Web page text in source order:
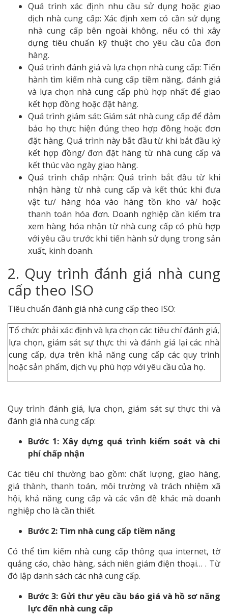
Quá trình xác định nhu cầu sử dụng hoặc giao
dịch nhà cung cấp: Xác định xem có cần sử dụng
nhà cung cấp bên ngoài không, nếu có thì xây
dựng tiêu chuẩn kỹ thuật cho yêu cầu của đơn
hàng.
Quá trình đánh giá và lựa chọn nhà cung cấp: Tiến
hành tìm kiếm nhà cung cấp tiềm năng, đánh giá
và lựa chọn nhà cung cấp phù hợp nhất để giao
kết hợp đồng hoặc đặt hàng.
Quá trình giám sát: Giám sát nhà cung cấp để đảm
bảo họ thực hiện đúng theo hợp đồng hoặc đơn
đặt hàng. Quá trình này bắt đầu từ khi bắt đầu ký
kết hợp đồng/ đơn đặt hàng từ nhà cung cấp và
kết thúc vào ngày giao hàng.
Quá trình chấp nhận: Quá trình bắt đầu từ khi
nhận hàng từ nhà cung cấp và kết thúc khi đưa
vật tư/ hàng hóa vào hàng tồn kho và/ hoặc
thanh toán hóa đơn. Doanh nghiệp cần kiểm tra
xem hàng hóa nhận từ nhà cung cấp có phù hợp
với yêu cầu trước khi tiến hành sử dụng trong sản
xuất, kinh doanh.
2. Quy trình đánh giá nhà cung
cấp theo ISO
Tiêu chuẩn đánh giá nhà cung cấp theo ISO:
Tổ chức phải xác định và lựa chọn các tiêu chí đánh giá,
lựa chọn, giám sát sự thực thi và đánh giá lại các nhà
cung cấp, dựa trên khả năng cung cấp các quy trình
hoặc sản phẩm, dịch vụ phù hợp với yêu cầu của họ.
Quy trình đánh giá, lựa chọn, giám sát sự thực thi và
đánh giá nhà cung cấp:
Bước 1: Xây dựng quá trình kiểm soát và chi
phí chấp nhận
Các tiêu chí thường bao gồm: chất lượng, giao hàng,
giá thành, thanh toán, môi trường và trách nhiệm xã
hội, khả năng cung cấp và các vấn đề khác mà doanh
nghiệp cho là cần thiết.
Bước 2: Tìm nhà cung cấp tiềm năng
Có thể tìm kiếm nhà cung cấp thông qua internet, tờ
quảng cáo, chào hàng, sách niên giám điện thoại… . Từ
đó lập danh sách các nhà cung cấp.
Bước 3: Gửi thư yêu cầu báo giá và hồ sơ năng
lực đến nhà cung cấp